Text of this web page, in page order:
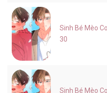
Sinh Bé Mèo
30
Sinh Bé Mèo